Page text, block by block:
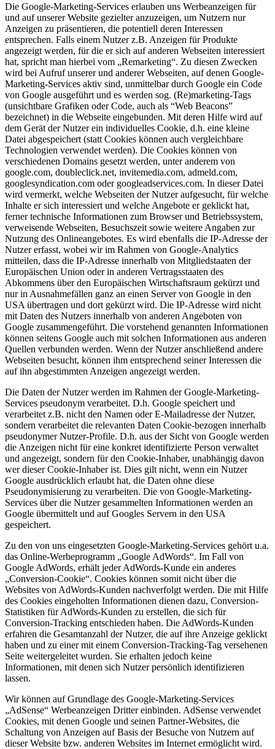
Die Google-Marketing-Services erlauben uns Werbeanzeigen für
und auf unserer Website gezielter anzuzeigen, um Nutzern nur
Anzeigen zu präsentieren, die potentiell deren Interessen
entsprechen. Falls einem Nutzer z.B. Anzeigen für Produkte
angezeigt werden, für die er sich auf anderen Webseiten interessiert
hat, spricht man hierbei vom „Remarketing“. Zu diesen Zwecken
wird bei Aufruf unserer und anderer Webseiten, auf denen Google-
Marketing-Services aktiv sind, unmittelbar durch Google ein Code
von Google ausgeführt und es werden sog. (Re)marketing-Tags
(unsichtbare Grafiken oder Code, auch als “Web Beacons”
bezeichnet) in die Webseite eingebunden. Mit deren Hilfe wird auf
dem Gerät der Nutzer ein individuelles Cookie, d.h. eine kleine
Datei abgespeichert (statt Cookies können auch vergleichbare
Technologien verwendet werden). Die Cookies können von
verschiedenen Domains gesetzt werden, unter anderem von
google.com, doubleclick.net, invitemedia.com, admeld.com,
googlesyndication.com oder googleadservices.com. In dieser Datei
wird vermerkt, welche Webseiten der Nutzer aufgesucht, für welche
Inhalte er sich interessiert und welche Angebote er geklickt hat,
ferner technische Informationen zum Browser und Betriebssystem,
verweisende Webseiten, Besuchszeit sowie weitere Angaben zur
Nutzung des Onlineangebotes. Es wird ebenfalls die IP-Adresse der
Nutzer erfasst, wobei wir im Rahmen von Google-Analytics
mitteilen, dass die IP-Adresse innerhalb von Mitgliedstaaten der
Europäischen Union oder in anderen Vertragsstaaten des
Abkommens über den Europäischen Wirtschaftsraum gekürzt und
nur in Ausnahmefällen ganz an einen Server von Google in den
USA übertragen und dort gekürzt wird. Die IP-Adresse wird nicht
mit Daten des Nutzers innerhalb von anderen Angeboten von
Google zusammengeführt. Die vorstehend genannten Informationen
können seitens Google auch mit solchen Informationen aus anderen
Quellen verbunden werden. Wenn der Nutzer anschließend andere
Webseiten besucht, können ihm entsprechend seiner Interessen die
auf ihn abgestimmten Anzeigen angezeigt werden.
Die Daten der Nutzer werden im Rahmen der Google-Marketing-
Services pseudonym verarbeitet. D.h. Google speichert und
verarbeitet z.B. nicht den Namen oder E-Mailadresse der Nutzer,
sondern verarbeitet die relevanten Daten Cookie-bezogen innerhalb
pseudonymer Nutzer-Profile. D.h. aus der Sicht von Google werden
die Anzeigen nicht für eine konkret identifizierte Person verwaltet
und angezeigt, sondern für den Cookie-Inhaber, unabhängig davon
wer dieser Cookie-Inhaber ist. Dies gilt nicht, wenn ein Nutzer
Google ausdrücklich erlaubt hat, die Daten ohne diese
Pseudonymisierung zu verarbeiten. Die von Google-Marketing-
Services über die Nutzer gesammelten Informationen werden an
Google übermittelt und auf Googles Servern in den USA
gespeichert.
Zu den von uns eingesetzten Google-Marketing-Services gehört u.a.
das Online-Werbeprogramm „Google AdWords“. Im Fall von
Google AdWords, erhält jeder AdWords-Kunde ein anderes
„Conversion-Cookie“. Cookies können somit nicht über die
Websites von AdWords-Kunden nachverfolgt werden. Die mit Hilfe
des Cookies eingeholten Informationen dienen dazu, Conversion-
Statistiken für AdWords-Kunden zu erstellen, die sich für
Conversion-Tracking entschieden haben. Die AdWords-Kunden
erfahren die Gesamtanzahl der Nutzer, die auf ihre Anzeige geklickt
haben und zu einer mit einem Conversion-Tracking-Tag versehenen
Seite weitergeleitet wurden. Sie erhalten jedoch keine
Informationen, mit denen sich Nutzer persönlich identifizieren
lassen.
Wir können auf Grundlage des Google-Marketing-Services
„AdSense“ Werbeanzeigen Dritter einbinden. AdSense verwendet
Cookies, mit denen Google und seinen Partner-Websites, die
Schaltung von Anzeigen auf Basis der Besuche von Nutzern auf
dieser Website bzw. anderen Websites im Internet ermöglicht wird.